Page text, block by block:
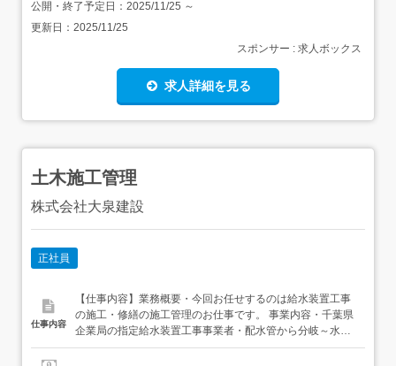
公開・終了予定日： 2025/11/25 ～
更新日： 2025/11/25
スポンサー : 求人ボックス
求人詳細を見る
土木施工管理
株式会社大泉建設
正社員
仕事内容
【仕事内容】業務概要・今回お任せするのは給水装置工事
の施工・修繕の施工管理のお仕事です。 事業内容・千葉県
企業局の指定給水装置工事事業者・配水管から分岐～水道
メーター、水道メーター～宅内給水装置の工事を施行・屋